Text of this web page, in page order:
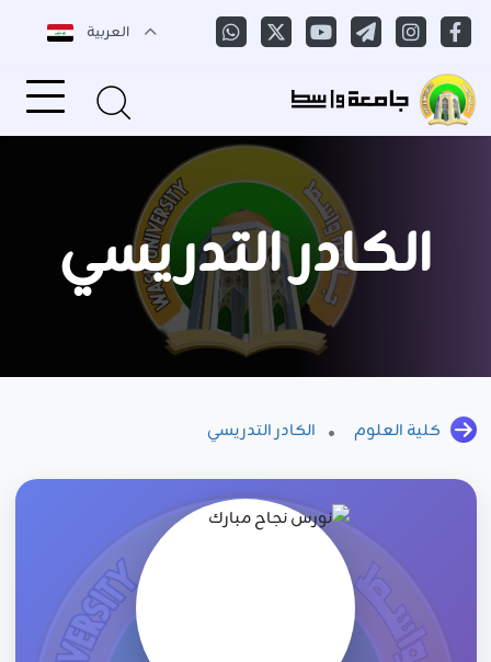
العربية
الكادر التدريسي
كلية العلوم الكادر التدريسي